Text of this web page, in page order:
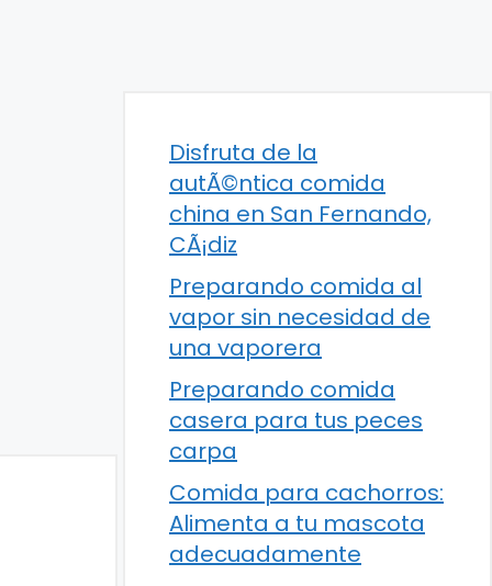
Disfruta de la
autÃ©ntica comida
china en San Fernando,
CÃ¡diz
Preparando comida al
vapor sin necesidad de
una vaporera
Preparando comida
casera para tus peces
carpa
Comida para cachorros:
Alimenta a tu mascota
adecuadamente